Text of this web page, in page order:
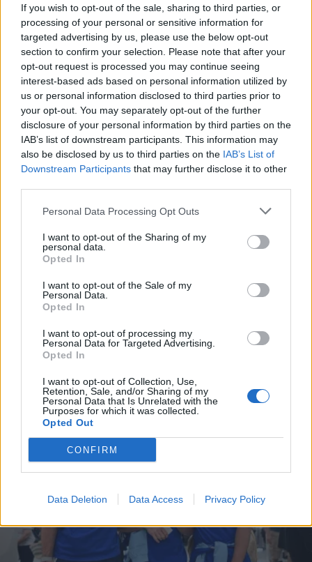
If you wish to opt-out of the sale, sharing to third parties, or
processing of your personal or sensitive information for
targeted advertising by us, please use the below opt-out
section to confirm your selection. Please note that after your
opt-out request is processed you may continue seeing
interest-based ads based on personal information utilized by
us or personal information disclosed to third parties prior to
your opt-out. You may separately opt-out of the further
disclosure of your personal information by third parties on the
IAB’s list of downstream participants. This information may
also be disclosed by us to third parties on the IAB’s List of
Downstream Participants that may further disclose it to other
Personal Data Processing Opt Outs
I want to opt-out of the Sharing of my
personal data.
Opted In
I want to opt-out of the Sale of my
Personal Data.
Opted In
I want to opt-out of processing my
Personal Data for Targeted Advertising.
Opted In
I want to opt-out of Collection, Use,
Retention, Sale, and/or Sharing of my
Personal Data that Is Unrelated with the
Purposes for which it was collected.
Opted Out
CONFIRM
Data Deletion Data Access Privacy Policy
Κυζιρίδη στην αποστολή, έμειναν εκτός
Κωνσταντέλιας και Καρέτσας
ΑΘΛΗΤΙΚΑ ΝΕΑ 02.06.2026 15:35
ΦΙΛΙΠΠΟΣ ΚΑΤΣΙΩΤΗΣ
Εθνική Ελλάδος: Οριστικά στην Τούμπα
οι αγώνες του Nations League με
Γερμανία και Ολλανδία
Εγγραφή στο newsletter
Αποδέχομαι τους
και την πολιτική απορρήτου
X